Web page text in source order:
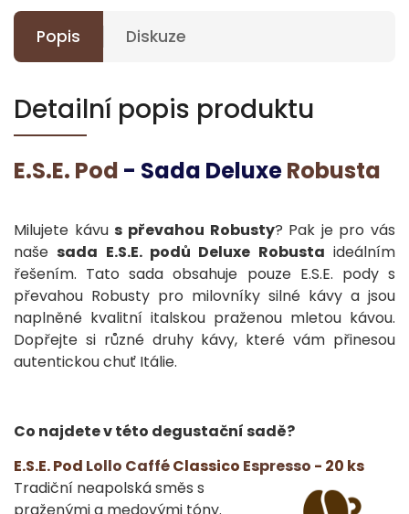
Popis Diskuze
Detailní popis produktu
E.S.E. Pod - Sada DeluxeRobusta
Milujete kávus převahou Robusty? Pak je pro vás
našesada E.S.E. podů Deluxe Robusta ideálním
řešením. Tato sada obsahuje pouze E.S.E. pody s
převahou Robusty pro milovníky silné kávy a jsou
naplněné kvalitní italskou praženou mletou kávou.
Dopřejte si různé druhy kávy, které vám přinesou
autentickou chuť Itálie.
Co najdete v této degustační sadě?
E.S.E. Pod Lollo CafféClassico Espresso - 20 ks
Tradiční neapolská směs s
praženými a medovými tóny.